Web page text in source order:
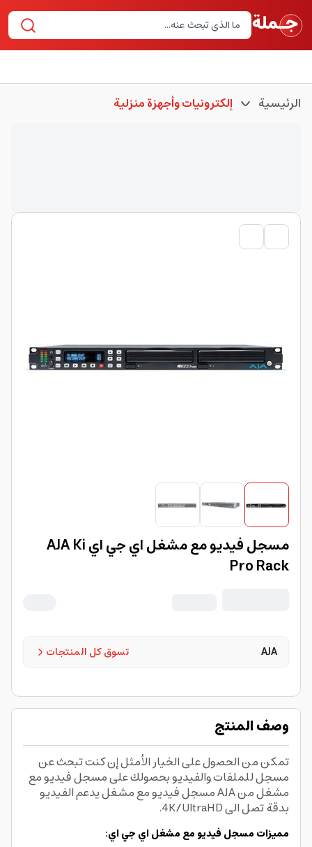
الرئيسية إلكترونيات وأجهزة منزلية
مسجل فيديو مع مشغل اي جي اي AJA Ki
Pro Rack
تسوق كل المنتجات AJA
وصف المنتج
تمكن من الحصول على الخيار الأمثل إن كنت تبحث عن
مسجل للملفات والفيديو بحصولك على مسجل فيديو مع
مشغل من AJA مسجل فيديو مع مشغل يدعم الفيديو
بدقة تصل الى 4K/UltraHD.
مميزات مسجل فيديو مع مشغل اي جي اي: